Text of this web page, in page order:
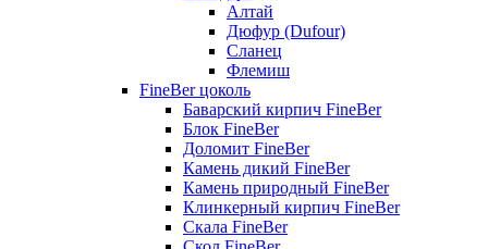
Алтай
Дюфур (Dufour)
Сланец
Флемиш
FineBer цоколь
Баварский кирпич FineBer
Блок FineBer
Доломит FineBer
Камень дикий FineBer
Камень природный FineBer
Клинкерный кирпич FineBer
Скала FineBer